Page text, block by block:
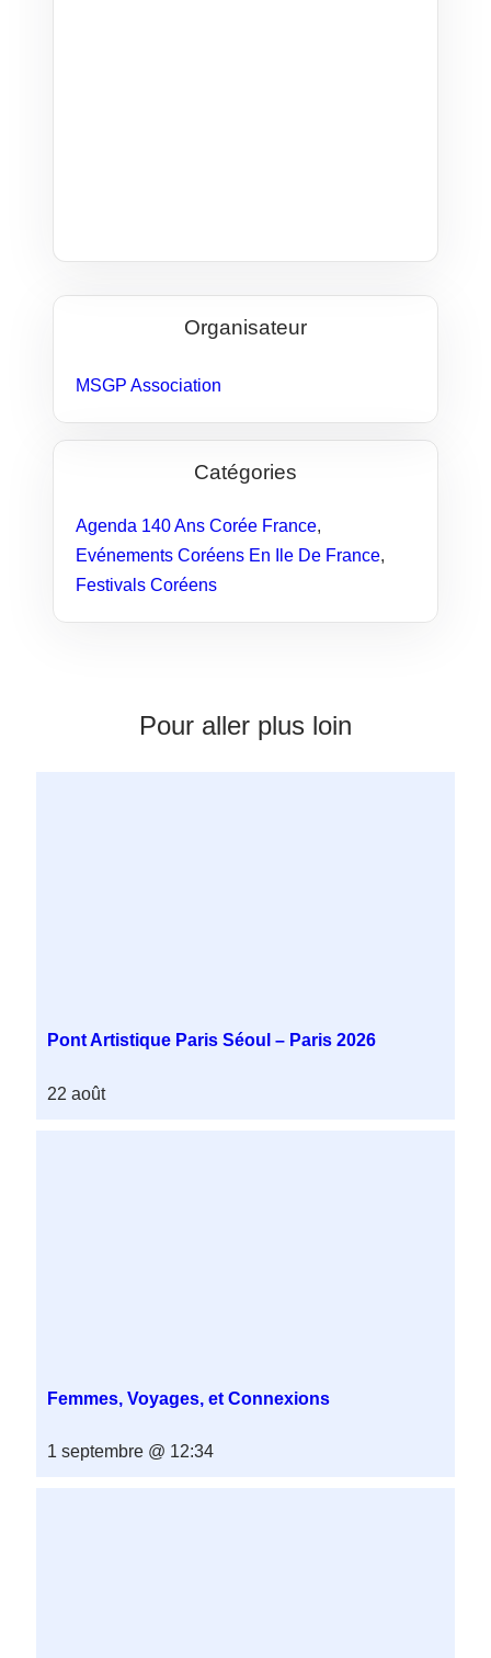
Organisateur
MSGP Association
Catégories
Agenda 140 Ans Corée France,
Evénements Coréens En Ile De France,
Festivals Coréens
Pour aller plus loin
Pont Artistique Paris Séoul – Paris 2026
22 août
Femmes, Voyages, et Connexions
1 septembre @ 12:34